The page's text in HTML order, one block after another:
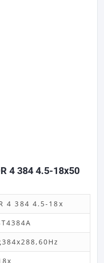
4 384 4.5-18x50
4 384 4.5-18x
384x288,60Hz